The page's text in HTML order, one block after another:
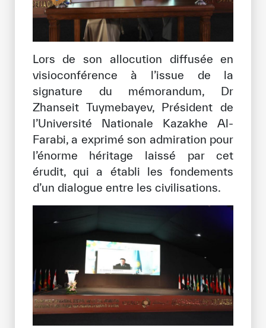
Lors de son allocution diffusée en
visioconférence à l’issue de la
signature du mémorandum, Dr
Zhanseit Tuymebayev, Président de
l’Université Nationale Kazakhe Al-
Farabi, a exprimé son admiration pour
l’énorme héritage laissé par cet
érudit, qui a établi les fondements
d’un dialogue entre les civilisations.